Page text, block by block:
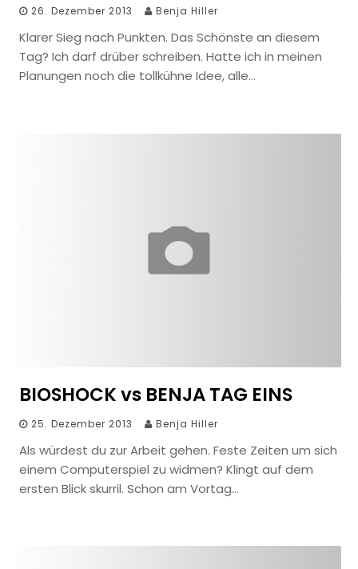
26. Dezember 2013 Benja Hiller
Klarer Sieg nach Punkten. Das Schönste an diesem
Tag? Ich darf drüber schreiben. Hatte ich in meinen
Planungen noch die tollkühne Idee, alle…
BIOSHOCK vs BENJA TAG EINS
25. Dezember 2013 Benja Hiller
Als würdest du zur Arbeit gehen. Feste Zeiten um sich
einem Computerspiel zu widmen? Klingt auf dem
ersten Blick skurril. Schon am Vortag…